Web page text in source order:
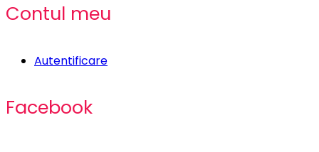
Contul meu
Autentificare
Facebook